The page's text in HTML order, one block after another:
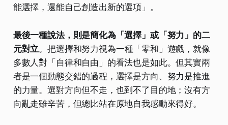
能選擇，還能自己創造出新的選項」。
最後一種說法，則是簡化為「選擇」或「努力」的二
元對立。把選擇和努力視為一種「零和」遊戲，就像
多數人對「自律和自由」的看法也是如此。但其實兩
者是一個動態交錯的過程，選擇是方向、努力是推進
的力量。選對方向但不走，也到不了目的地；沒有方
向亂走雖辛苦，但總比站在原地自我感動來得好。